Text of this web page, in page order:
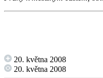
20. května 2008
20. května 2008